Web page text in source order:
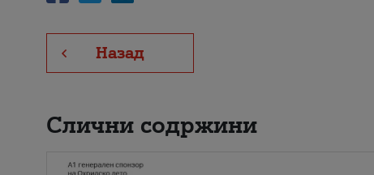
Назад
Слични содржини